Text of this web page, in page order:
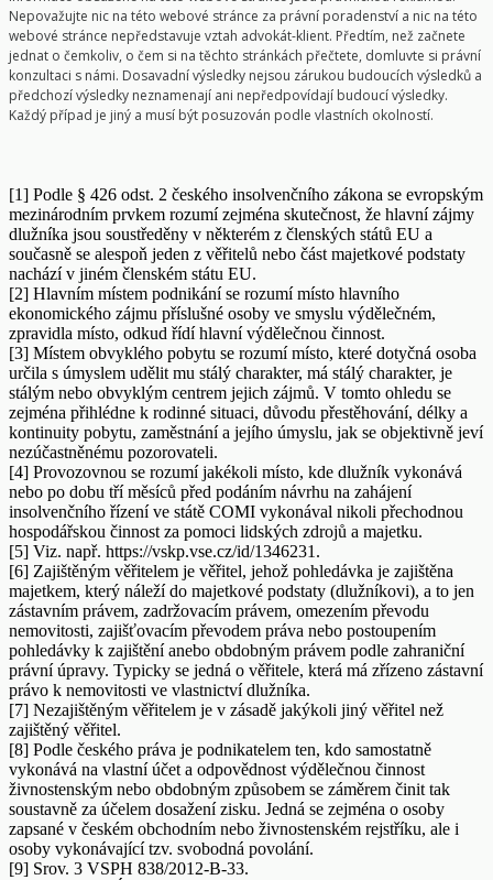
Nepovažujte nic na této webové stránce za právní poradenství a nic na této
webové stránce nepředstavuje vztah advokát-klient. Předtím, než začnete
jednat o čemkoliv, o čem si na těchto stránkách přečtete, domluvte si právní
konzultaci s námi. Dosavadní výsledky nejsou zárukou budoucích výsledků a
předchozí výsledky neznamenají ani nepředpovídají budoucí výsledky.
Každý případ je jiný a musí být posuzován podle vlastních okolností.
[1] Podle § 426 odst. 2 českého insolvenčního zákona se evropským
mezinárodním prvkem rozumí zejména skutečnost, že hlavní zájmy
dlužníka jsou soustředěny v některém z členských států EU a
současně se alespoň jeden z věřitelů nebo část majetkové podstaty
nachází v jiném členském státu EU.
[2] Hlavním místem podnikání se rozumí místo hlavního
ekonomického zájmu příslušné osoby ve smyslu výdělečném,
zpravidla místo, odkud řídí hlavní výdělečnou činnost.
[3] Místem obvyklého pobytu se rozumí místo, které dotyčná osoba
určila s úmyslem udělit mu stálý charakter, má stálý charakter, je
stálým nebo obvyklým centrem jejich zájmů. V tomto ohledu se
zejména přihlédne k rodinné situaci, důvodu přestěhování, délky a
kontinuity pobytu, zaměstnání a jejího úmyslu, jak se objektivně jeví
nezúčastněnému pozorovateli.
[4] Provozovnou se rozumí jakékoli místo, kde dlužník vykonává
nebo po dobu tří měsíců před podáním návrhu na zahájení
insolvenčního řízení ve státě COMI vykonával nikoli přechodnou
hospodářskou činnost za pomoci lidských zdrojů a majetku.
[5] Viz. např. https://vskp.vse.cz/id/1346231.
[6] Zajištěným věřitelem je věřitel, jehož pohledávka je zajištěna
majetkem, který náleží do majetkové podstaty (dlužníkovi), a to jen
zástavním právem, zadržovacím právem, omezením převodu
nemovitosti, zajišťovacím převodem práva nebo postoupením
pohledávky k zajištění anebo obdobným právem podle zahraniční
právní úpravy. Typicky se jedná o věřitele, která má zřízeno zástavní
právo k nemovitosti ve vlastnictví dlužníka.
[7] Nezajištěným věřitelem je v zásadě jakýkoli jiný věřitel než
zajištěný věřitel.
[8] Podle českého práva je podnikatelem ten, kdo samostatně
vykonává na vlastní účet a odpovědnost výdělečnou činnost
živnostenským nebo obdobným způsobem se záměrem činit tak
soustavně za účelem dosažení zisku. Jedná se zejména o osoby
zapsané v českém obchodním nebo živnostenském rejstříku, ale i
osoby vykonávající tzv. svobodná povolání.
[9] Srov. 3 VSPH 838/2012-B-33.